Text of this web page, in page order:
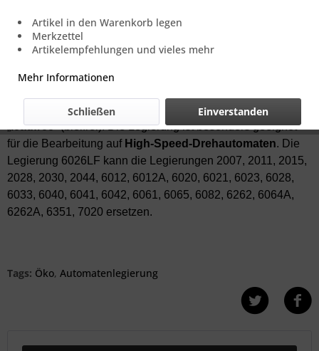
EN AW-6026LF. Das
in der Bezeichnung steht für
leadfree“ (bleifrei). Die Legierung ist besonders geeignet
für die Bearbeitung auf High-Speed-Drehautomaten. Die
Legierung 6026LF kann die Legierungen 2007, 2011, 2015,
2028, 2030, 2044, 6012, 6012A, 6020, 6021, 6023, 6028,
6033, 6040, 6041, 6042, 6061, 6065, 6082, 6262, 6064A,
6262A, 6351, 7020 ersetzen.
Tags: Öko, Automatenlegierung
Artikel in den Warenkorb legen
Merkzettel
Artikelempfehlungen und vieles mehr
Mehr Informationen
Einverstanden
Schließen